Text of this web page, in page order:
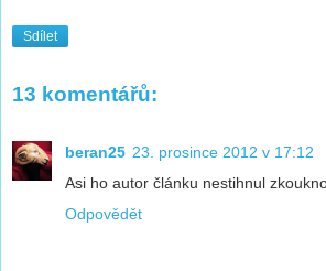
Sdílet
13 komentářů:
beran25 23. prosince 2012 v 17:12
Asi ho autor článku nestihnul
Odpovědět